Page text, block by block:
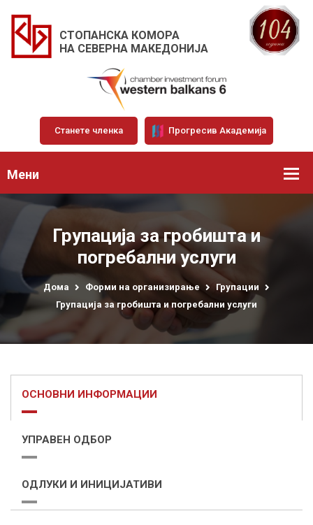
СТОПАНСКА КОМОРА
НА СЕВЕРНА МАКЕДОНИЈА
Станете членка Прогресив Академија
Мени
Групација за гробишта и
погребални услуги
Дома Форми на организирање
Групации
Групација за гробишта и погребални услуги
ОСНОВНИ ИНФОРМАЦИИ
УПРАВЕН ОДБОР
ОДЛУКИ И ИНИЦИЈАТИВИ